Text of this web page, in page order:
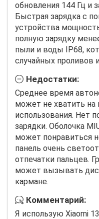
обновления 144 Гц и
Быстрая зарядка с
устройства
полную зарядку
пыли и воды IP68,
случайных проливов
Недостатки:
Среднее время
может не хватить на
использования. Нет
зарядки. Оболочка
может понравиться
панель очень
отпечатки пальцев.
может вызывать
кармане.
Комментарий:
Я использую Xiaomi